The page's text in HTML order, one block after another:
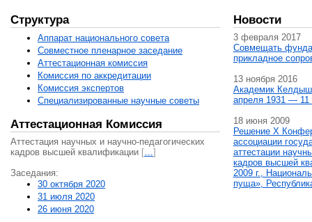
Структура
Аппарат национального совета
Совместное пленарное заседание
Аттестационная комисcия
Комиссия по аккредитации
Комиссия экспертов
Специализированные научные советы
Аттестационная Комиссия
Аттестация научных и научно-педагогических
кадров высшей квалификации […]
Заседания:
30 октября 2020
31 июля 2020
26 июня 2020
Новости
3 февраля 2017
Совмещать
прикладное
13 ноября 2016
Академик
апреля 1931 — 11
18 июня 2009
Решение X
ассоциации
аттестации
кадров высшей
2009 г.,
пуща»,